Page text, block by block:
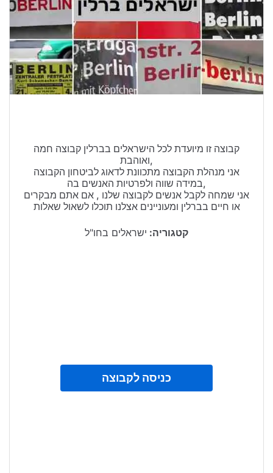
טיולים בישראל
וידויים
דירות ונדל”ן
כרטיסים
קבוצה זו מיועדת לכל הישראלים בברלין קבוצה חמה
ואוהבת,
אני מנהלת הקבוצה מתכוונת לדאוג לביטחון הקבוצה
במידה שווה ולפרטיות האנשים בה,
אני שמחה לקבל אנשים לקבוצה שלנו , אם אתם מבקרים
או חיים בברלין ומעוניינים אצלנו תוכלו לשאול שאלות
קטגוריה: ישראלים בחו"ל
כניסה לקבוצה